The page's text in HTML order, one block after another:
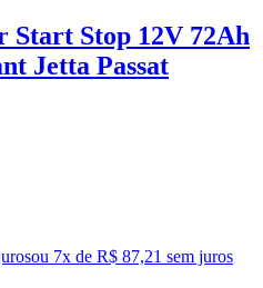
Stop 12V 72Ah
Jetta Passat
ou 7x de R$ 87,21 sem juros